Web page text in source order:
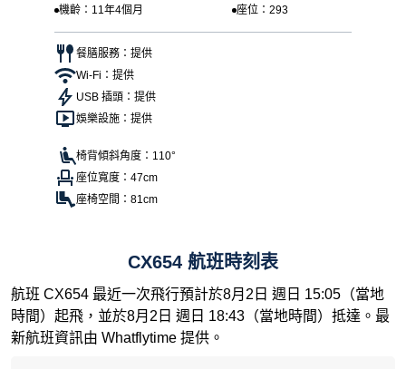
機齡：11年4個月
座位：293
餐膳服務：提供
Wi-Fi：提供
USB 插頭：提供
娛樂設施：提供
椅背傾斜角度：110°
座位寬度：47cm
座椅空間：81cm
CX654 航班時刻表
航班 CX654 最近一次飛行預計於8月2日 週日 15:05（當地
時間）起飛，並於8月2日 週日 18:43（當地時間）抵達。最
新航班資訊由 Whatflytime 提供。